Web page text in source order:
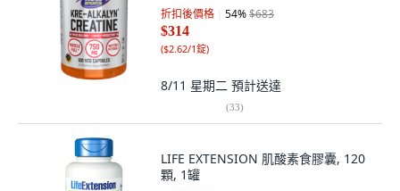
折扣後價格 54%$683
$314
($2.62/1錠)
8/11 星期二 預計送達
(33)
LIFE EXTENSION 肌酸素食膠囊, 120
顆, 1罐